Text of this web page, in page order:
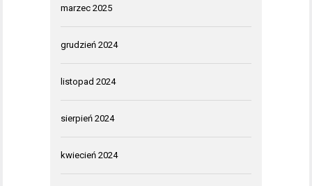
marzec 2025
grudzień 2024
listopad 2024
sierpień 2024
kwiecień 2024